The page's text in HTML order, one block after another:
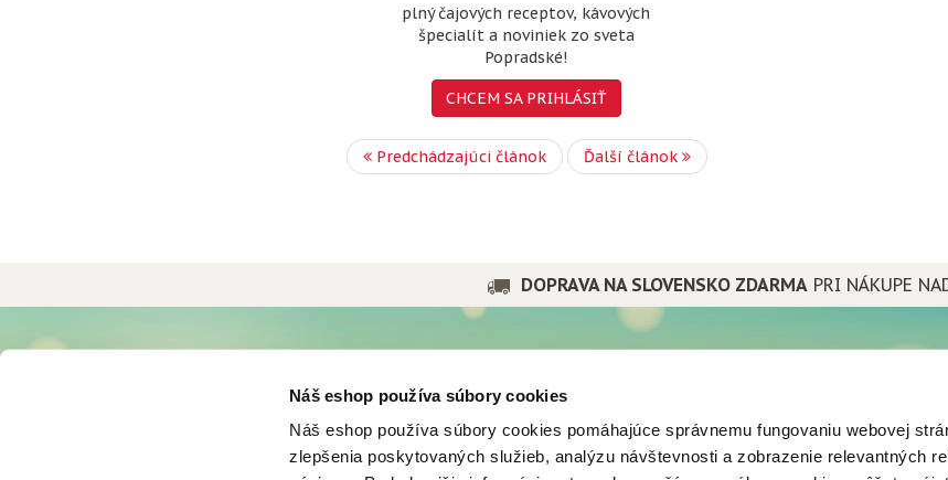
Náš eshop používa súbory cookies
Náš eshop používa súbory cookies pomáhajúce správnemu fungovaniu webovej
zlepšenia poskytovaných služieb, analýzu návštevnosti a zobrazenie relevantných
plný čajových receptov, kávových
špecialít a noviniek zo sveta
Popradské!
CHCEM SA PRIHLÁSIŤ
Predchádzajúci článok Ďalší článok
DOPRAVA NA SLOVENSKO ZDARMAPRI NÁKUPE
Možnosti a ceny doručenia
História spoločnosti
Firma dnes
Podniková predajňa
Mistral tea
Popradská káva